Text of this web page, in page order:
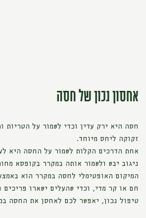
אחסון נכון של חסה
חסה היא ירק עדין וכדי לשמור על הטריות
זקוקה ליחס מיוחד.
אחת הדרכים הקלות לשמור על החסה היא
ניגוב יבש ולשמור אותה במקרר בקופסא
המיקום האופטימלי לחסה במקרר הוא
חם או קר מדי, וכדי שהעלים ישארו פריכים
טיפול נכון, יאפשר לכם לאחסן את החסה